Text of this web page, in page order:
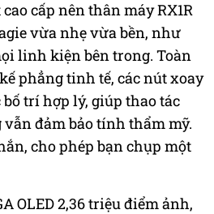
cấp nên thân máy RX1R
vừa nhẹ vừa bền, như
linh kiện bên trong. Toàn
phẳng tinh tế, các nút xoay
trí hợp lý, giúp thao tác
đảm bảo tính thẩm mỹ.
cho phép bạn chụp một
OLED 2,36 triệu điểm ảnh,